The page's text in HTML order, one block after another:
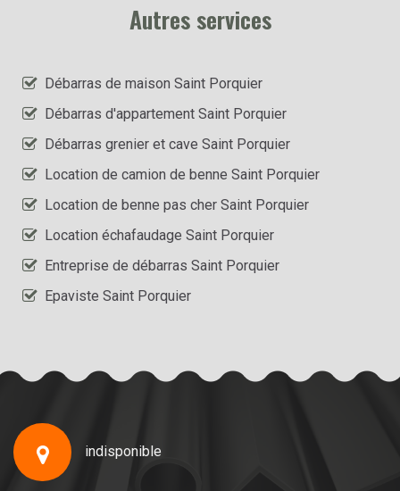
Autres services
Débarras de maison Saint Porquier
Débarras d'appartement Saint Porquier
Débarras grenier et cave Saint Porquier
Location de camion de benne Saint Porquier
Location de benne pas cher Saint Porquier
Location échafaudage Saint Porquier
Entreprise de débarras Saint Porquier
Epaviste Saint Porquier
indisponible